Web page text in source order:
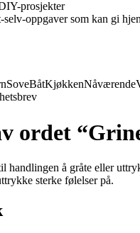
prosjekter
oppgaver som kan gi
SoveBåtKjøkkenNåværende
ordet
handlingen å gråte eller
sterke følelser på.